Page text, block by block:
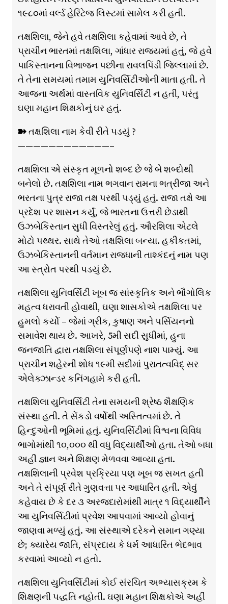
૧૯૮૦માં વર્લ્ડ હેરિટેજ લિસ્ટમાં સામેલ કરી હતી.
તક્ષશિલા, જેને હવે તક્ષશિલા કહેવામાં આવે છે, તે
પ્રાચીન ભારતમાં તક્ષશિલા, ગાંધાર રાજ્યમાં હતું, જે હવે
પાકિસ્તાનના વિભાજન પછીના રાવલપિંડી જિલ્લામાં છે.
તે તેના સમયમાં તમામ યુનિવર્સિટીઓની માતા હતી. તે
આજના અર્થમાં વાસ્તવિક યુનિવર્સિટી ન હતી, પરંતુ
ઘણા મહાન શિક્ષકોનું ઘર હતું.
➽ તક્ષશિલા નામ કેવી રીતે પડયું ?
————————————–
તક્ષશિલા એ સંસ્કૃત મૂળનો શબ્દ છે જે બે શબ્દોથી
બનેલો છે. તક્ષશિલા નામ ભગવાન રામના ભત્રીજા અને
ભરતના પુત્ર રાજા તક્ષ પરથી પડ્યું હતું. રાજા તક્ષે આ
પ્રદેશ પર શાસન કર્યું, જે ભારતના ઉત્તરી છેડાથી
ઉઝબેકિસ્તાન સુધી વિસ્તરેલું હતું. ઔરશિલા એટલે
મોટો પથ્થર. સાથે તેઓ તક્ષશિલા બન્યા. હકીકતમાં,
ઉઝબેકિસ્તાનની વર્તમાન રાજધાની તાશ્કંદનું નામ પણ
આ સ્ત્રોત પરથી પડયું છે.
તક્ષશિલા યુનિવર્સિટી ખૂબ જ સાંસ્કૃતિક અને ભૌગોલિક
મહત્વ ધરાવતી હોવાથી, ઘણા શાસકોએ તક્ષશિલા પર
હુમલો કર્યો – જેમાં ગ્રીક, કુષાણ અને પર્સિયનનો
સમાવેશ થાય છે. આખરે, 5મી સદી સુધીમાં, હુના
જનજાતિ દ્વારા તક્ષશિલા સંપૂર્ણપણે નાશ પામ્યું. આ
પ્રાચીન શહેરની શોધ ૧૯મી સદીમાં પુરાતત્વવિદ્ સર
એલેક્ઝાન્ડર કનિંગહામે કરી હતી.
તક્ષશિલા યુનિવર્સિટી તેના સમયની શ્રેષ્ઠ શૈક્ષણિક
સંસ્થા હતી. તે સેંકડો વર્ષોથી અસ્તિત્વમાં છે. તે
હિન્દુઓની ભૂમિમાં હતું. યુનિવર્સિટીમાં વિશ્વના વિવિધ
ભાગોમાંથી ૧૦,૦૦૦ થી વધુ વિદ્યાર્થીઓ હતા. તેઓ બધા
અહીં જ્ઞાન અને શિક્ષણ મેળવવા આવ્યા હતા.
તક્ષશિલાની પ્રવેશ પ્રક્રિયા પણ ખૂબ જ સખત હતી
અને તે સંપૂર્ણ રીતે ગુણવત્તા પર આધારિત હતી. એવું
કહેવાય છે કે દર ૩ અરજદારોમાંથી માત્ર ૧ વિદ્યાર્થીને
આ યુનિવર્સિટીમાં પ્રવેશ આપવામાં આવ્યો હોવાનું
જાણવા મળ્યું હતું. આ સંસ્થાએ દરેકને સમાન ગણ્યા
છે; ક્યારેય જાતિ, સંપ્રદાય કે ધર્મ આધારિત ભેદભાવ
કરવામાં આવ્યો ન હતો.
તક્ષશિલા યુનિવર્સિટીમાં કોઈ સંરચિત અભ્યાસક્રમ કે
શિક્ષણની પદ્ધતિ નહોતી. ઘણા મહાન શિક્ષકોએ અહીં